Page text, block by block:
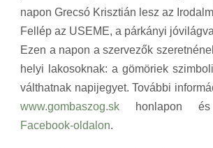
napon Grecsó Krisztián lesz az
Fellép az USEME, a párkányi
Ezen a napon a szervezők
helyi lakosoknak: a gömöriek
válthatnak napijegyet. További
www.gombaszog.sk honlapon
Facebook-oldalon.